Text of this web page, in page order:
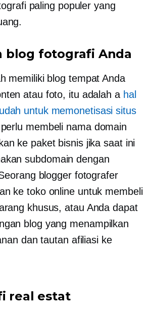
paling populer yang
blog fotografi Anda
memiliki blog tempat Anda
atau foto, itu adalah a hal
untuk memonetisasi situs
membeli nama domain
ke paket bisnis jika saat ini
subdomain dengan
blogger fotografer
ke toko online untuk membeli
khusus, atau Anda dapat
blog yang menampilkan
dan tautan afiliasi ke
real estat